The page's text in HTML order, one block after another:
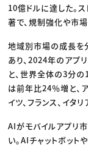
10億ドルに達した。
著で、規制強化や市
地域別市場の成長を
あり、2024年のアプ
と、世界全体の3分
は前年比24％増と、
イツ、フランス、イタ
AIがモバイルアプリ
い。AIチャットボッ